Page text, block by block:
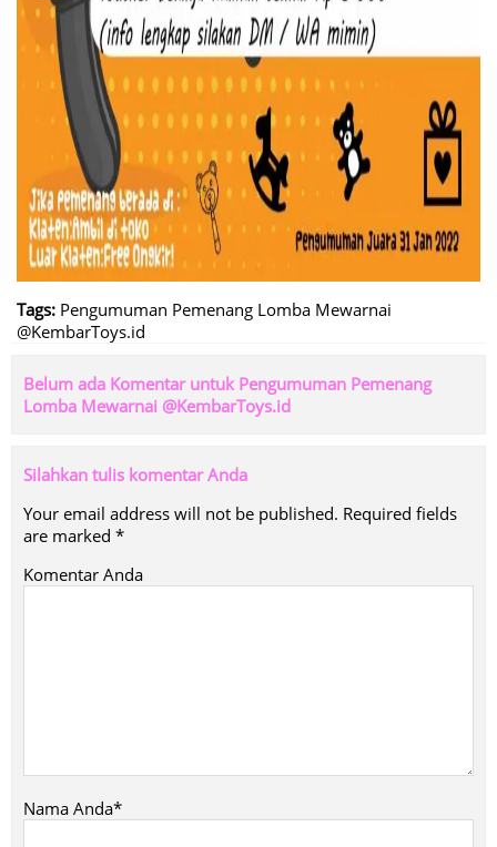
Tags: Pengumuman Pemenang Lomba Mewarnai
@KembarToys.id
Belum ada Komentar untuk Pengumuman Pemenang
Lomba Mewarnai @KembarToys.id
Silahkan tulis komentar Anda
Your email address will not be published. Required fields
are marked *
Komentar Anda
Nama Anda*